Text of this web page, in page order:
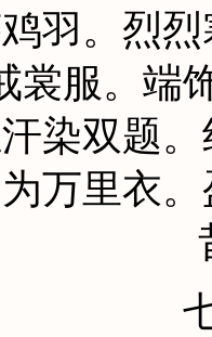
羽。烈
裳服。端
染双题
万里衣